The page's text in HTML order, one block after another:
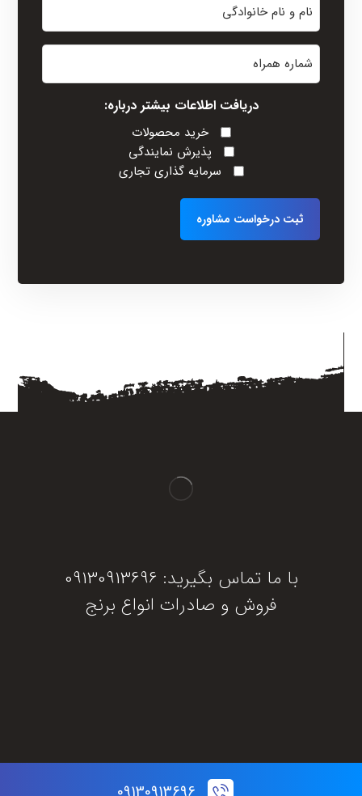
نام
(Required)
دریافت اطلاعات بیشتر درباره:
خرید محصولات
پذیرش نمایندگی
سرمایه گذاری تجاری
با ما تماس بگیرید: 09130913696
فروش و صادرات انواع برنج
© تمام حقوق این سایت برای برنج جنوب محفوظ است.